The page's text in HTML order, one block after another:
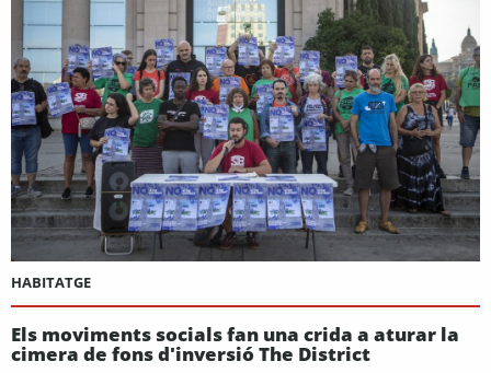
HABITATGE
Els moviments socials fan una crida a aturar la
cimera de fons d'inversió The District